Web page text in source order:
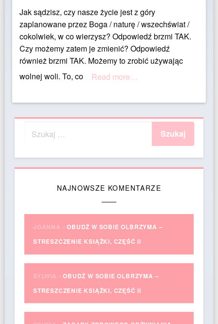
Jak sądzisz, czy nasze życie jest z góry
zaplanowane przez Boga / naturę / wszechświat /
cokolwiek, w co wierzysz? Odpowiedź brzmi TAK.
Czy możemy zatem je zmienić? Odpowiedź
również brzmi TAK. Możemy to zrobić używając
wolnej woli. To, co
Read more…
NAJNOWSZE KOMENTARZE
JOANNA -OBUDŹ W SOBIE OLBRZYMA –
STRESZCZENIE KSIĄŻKI, CZĘŚĆ II
SYLWIA -OBUDŹ W SOBIE OLBRZYMA –
STRESZCZENIE KSIĄŻKI, CZĘŚĆ II